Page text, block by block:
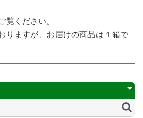
ください。
りますが、お届けの商品は１箱で